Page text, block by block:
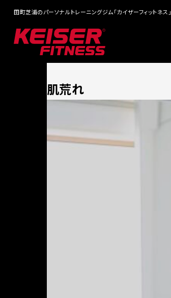
田町芝浦のパーソナルトレーニングジム「カイザーフィットネス」
肌荒れ